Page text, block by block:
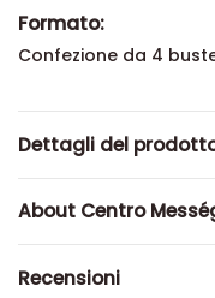
Formato:
Confezione da 4
Dettagli del
About Centro
Recensioni